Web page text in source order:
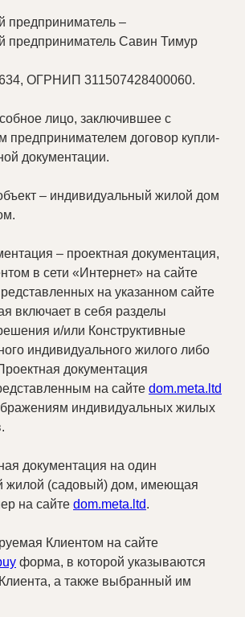
предприниматель –
предприниматель Савин Тимур
, ОГРНИП 311507428400060.
лицо, заключившее с
предпринимателем договор купли-
документации.
– индивидуальный жилой дом
– проектная документация,
в сети «Интернет» на сайте
на указанном сайте
включает в себя разделы
и/или Конструктивные
индивидуального жилого либо
документация
на сайте dom.meta.ltd
индивидуальных жилых
документация на один
жилой (садовый) дом, имеющая
на сайте dom.meta.ltd.
Клиентом на сайте
форма, в которой указываются
а также выбранный им